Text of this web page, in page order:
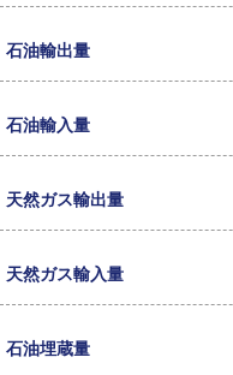
石油輸出量
石油輸入量
天然ガス輸出量
天然ガス輸入量
石油埋蔵量